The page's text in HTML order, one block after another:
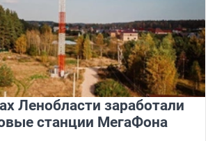
Ленобласти заработали
станции МегаФона